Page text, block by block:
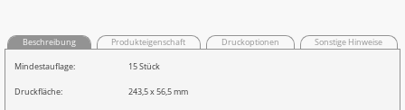
Beschreibung Produkteigenschaft Druckoptionen Sonstige Hinweise
Mindestauflage: 15 Stück
Druckfläche: 243,5 x 56,5 mm